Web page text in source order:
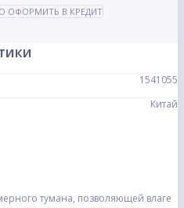
ОФОРМИТЬ В КРЕДИТ
1541055
Китай
тумана, позволяющей влаге